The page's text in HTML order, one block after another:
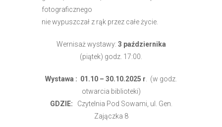
fotograficznego
nie wypuszczał z rąk przez całe życie.
Wernisaż wystawy: 3 października
(piątek) godz. 17:00.
Wystawa : 01.10 – 30.10.2025 r . (w godz.
otwarcia biblioteki)
GDZIE:
Czytelnia Pod Sowami, ul. Gen.
Zajączka 8